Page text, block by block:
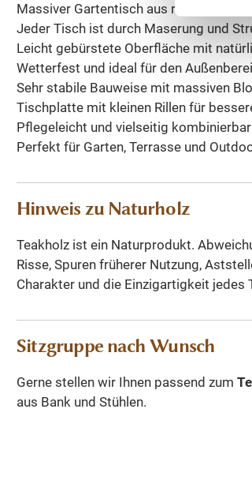
Massiver Gartentisch aus recyceltem
Jeder Tisch ist durch Maserung und
Leicht gebürstete Oberfläche mit
Wetterfest und ideal für den
Sehr stabile Bauweise mit massiven
Tischplatte mit kleinen Rillen für
Pflegeleicht und vielseitig kombinierbar
Perfekt für Garten, Terrasse und
Hinweis zu Naturholz
Teakholz ist ein Naturprodukt.
Risse, Spuren früherer Nutzung,
Charakter und die Einzigartigkeit jedes
Sitzgruppe nach Wunsch
Gerne stellen wir Ihnen passend zum
aus Bank und Stühlen.